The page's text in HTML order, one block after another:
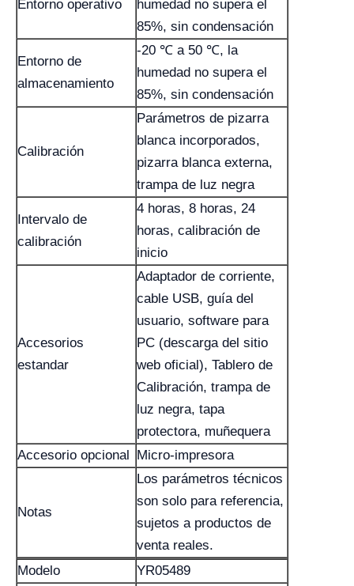
Entorno operativo
humedad no supera el
85%, sin condensación
Entorno de
almacenamiento
-20 ℃ a 50 ℃, la
humedad no supera el
85%, sin condensación
Calibración
Parámetros de pizarra
blanca incorporados,
pizarra blanca externa,
trampa de luz negra
Intervalo de
calibración
4 horas, 8 horas, 24
horas, calibración de
inicio
Accesorios
estandar
Adaptador de corriente,
cable USB, guía del
usuario, software para
PC (descarga del sitio
web oficial), Tablero de
Calibración, trampa de
luz negra, tapa
protectora, muñequera
Accesorio opcional Micro-impresora
Notas
Los parámetros técnicos
son solo para referencia,
sujetos a productos de
venta reales.
Modelo
YR05489